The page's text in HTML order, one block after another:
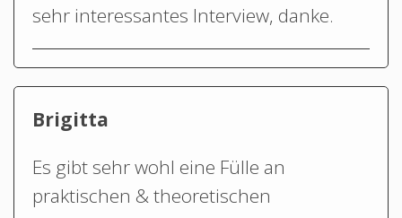
sehr interessantes Interview, danke.
Brigitta
Es gibt sehr wohl eine Fülle an
praktischen & theoretischen